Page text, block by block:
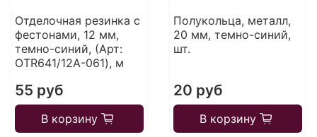
Отделочная резинка с
фестонами, 12 мм,
темно-синий, (Арт:
OTR641/12A-061), м
55 руб
В корзину
Полукольца, металл,
20 мм, темно-синий,
шт.
20 руб
В корзину